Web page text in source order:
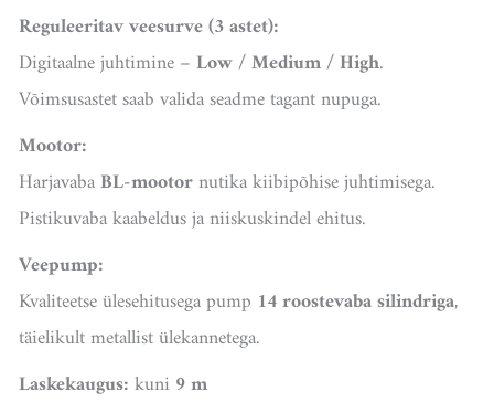
Reguleeritav veesurve (3 astet):
Digitaalne juhtimine –Low / Medium / High.
Võimsusastet saab valida seadme tagant nupuga.
Mootor:
HarjavabaBL-mootornutika kiibipõhise juhtimisega.
Pistikuvaba kaabeldus ja niiskuskindel ehitus.
Veepump:
Kvaliteetse ülesehitusega pump 14 roostevaba silindriga,
täielikult metallist ülekannetega.
Laskekaugus:kuni 9 m